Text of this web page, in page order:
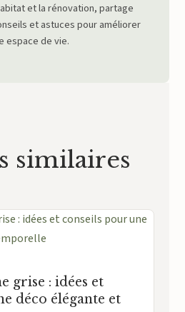
et la rénovation, partage
et astuces pour améliorer
espace de vie.
similaires
grise : idées et
déco élégante et